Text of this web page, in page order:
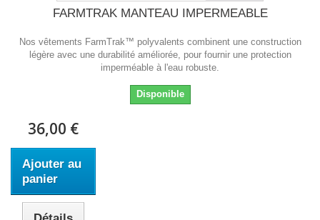
FARMTRAK MANTEAU IMPERMEABLE
Nos vêtements FarmTrak™ polyvalents combinent une construction
légère avec une durabilité améliorée, pour fournir une protection
imperméable à l'eau robuste.
Disponible
36,00 €
Ajouter au
panier